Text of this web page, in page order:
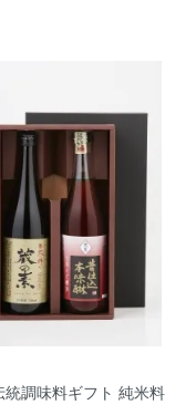
統調味料ギフト 純米料